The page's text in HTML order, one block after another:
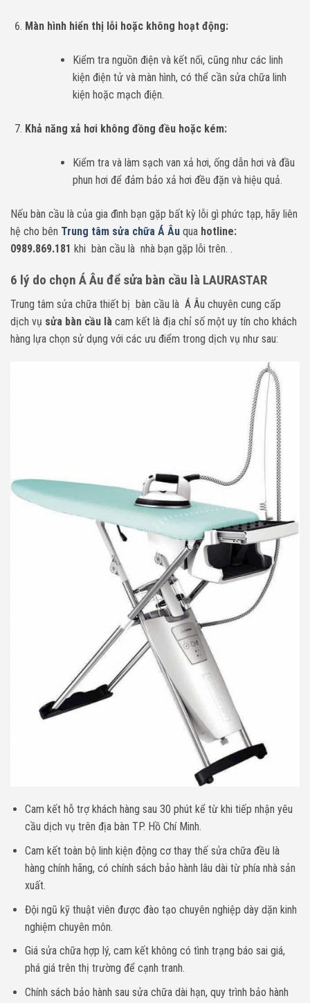
Màn hình hiển thị lỗi hoặc không hoạt động:
Kiểm tra nguồn điện và kết nối, cũng như các linh
kiện điện tử và màn hình, có thể cần sửa chữa linh
kiện hoặc mạch điện.
Khả năng xả hơi không đồng đều hoặc kém:
Kiểm tra và làm sạch van xả hơi, ống dẫn hơi và đầu
phun hơi để đảm bảo xả hơi đều đặn và hiệu quả.
Nếu bàn cầu là của gia đình bạn gặp bất kỳ lỗi gì phức tạp, hãy liên
hệ cho bên Trung tâm sửa chữa Á Âu qua hotline:
0989.869.181 khi bàn cầu là nhà bạn gặp lỗi trên. .
6 lý do chọn Á Âu để sửa bàn cầu là LAURASTAR
Trung tâm sửa chữa thiết bị bàn cầu là Á Âu chuyên cung cấp
dịch vụ sửa bàn cầu là cam kết là địa chỉ số một uy tín cho khách
hàng lựa chọn sử dụng với các ưu điểm trong dịch vụ như sau:
Cam kết hỗ trợ khách hàng sau 30 phút kể từ khi tiếp nhận yêu
cầu dịch vụ trên địa bàn TP. Hồ Chí Minh.
Cam kết toàn bộ linh kiện động cơ thay thế sửa chữa đều là
hàng chính hãng, có chính sách bảo hành lâu dài từ phía nhà sản
xuất.
Đội ngũ kỹ thuật viên được đào tạo chuyên nghiệp dày dặn kinh
nghiệm chuyên môn.
Giá sửa chữa hợp lý, cam kết không có tình trạng báo sai giá,
phá giá trên thị trường để cạnh tranh.
Chính sách bảo hành sau sửa chữa dài hạn, quy trình bảo hành